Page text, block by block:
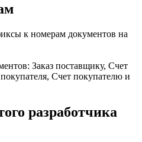
к номерам документов на
Заказ поставщику, Счет
Счет покупателю и
разработчика